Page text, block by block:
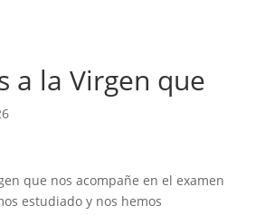
a la Virgen que
que nos acompañe en el examen
estudiado y nos hemos